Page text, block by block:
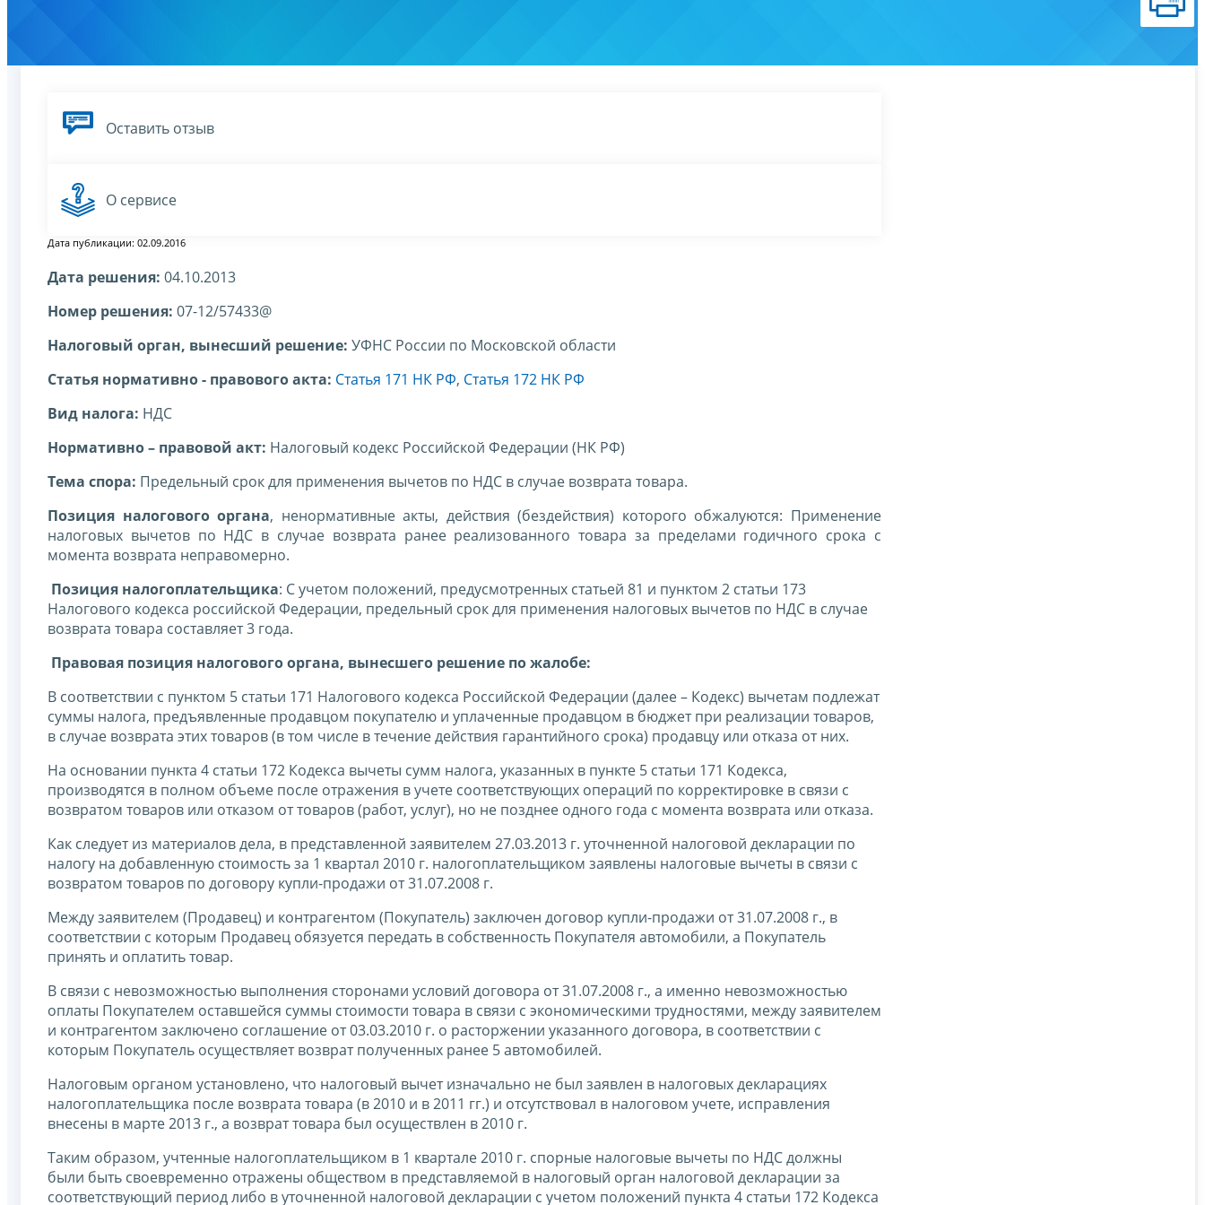
Оставить отзыв
О сервисе
Дата публикации: 02.09.2016
Дата решения: 04.10.2013
Номер решения: 07-12/57433@
Налоговый орган, вынесший решение: УФНС России по Московской области
Статья нормативно - правового акта: Статья 171 НК РФ, Статья 172 НК РФ
Вид налога: НДС
Нормативно – правовой акт: Налоговый кодекс Российской Федерации (НК РФ)
Тема спора: Предельный срок для применения вычетов по НДС в случае возврата товара.
Позиция налогового органа, ненормативные акты, действия (бездействия) которого обжалуются: Применение
налоговых вычетов по НДС в случае возврата ранее реализованного товара за пределами годичного срока с
момента возврата неправомерно.
Позиция налогоплательщика: С учетом положений, предусмотренных статьей 81 и пунктом 2 статьи 173
Налогового кодекса российской Федерации, предельный срок для применения налоговых вычетов по НДС в случае
возврата товара составляет 3 года.
Правовая позиция налогового органа, вынесшего решение по жалобе:
В соответствии с пунктом 5 статьи 171 Налогового кодекса Российской Федерации (далее – Кодекс) вычетам подлежат
суммы налога, предъявленные продавцом покупателю и уплаченные продавцом в бюджет при реализации товаров,
в случае возврата этих товаров (в том числе в течение действия гарантийного срока) продавцу или отказа от них.
На основании пункта 4 статьи 172 Кодекса вычеты сумм налога, указанных в пункте 5 статьи 171 Кодекса,
производятся в полном объеме после отражения в учете соответствующих операций по корректировке в связи с
возвратом товаров или отказом от товаров (работ, услуг), но не позднее одного года с момента возврата или отказа.
Как следует из материалов дела, в представленной заявителем 27.03.2013 г. уточненной налоговой декларации по
налогу на добавленную стоимость за 1 квартал 2010 г. налогоплательщиком заявлены налоговые вычеты в связи с
возвратом товаров по договору купли-продажи от 31.07.2008 г.
Между заявителем (Продавец) и контрагентом (Покупатель) заключен договор купли-продажи от 31.07.2008 г., в
соответствии с которым Продавец обязуется передать в собственность Покупателя автомобили, а Покупатель
принять и оплатить товар.
В связи с невозможностью выполнения сторонами условий договора от 31.07.2008 г., а именно невозможностью
оплаты Покупателем оставшейся суммы стоимости товара в связи с экономическими трудностями, между заявителем
и контрагентом заключено соглашение от 03.03.2010 г. о расторжении указанного договора, в соответствии с
которым Покупатель осуществляет возврат полученных ранее 5 автомобилей.
Налоговым органом установлено, что налоговый вычет изначально не был заявлен в налоговых декларациях
налогоплательщика после возврата товара (в 2010 и в 2011 гг.) и отсутствовал в налоговом учете, исправления
внесены в марте 2013 г., а возврат товара был осуществлен в 2010 г.
Таким образом, учтенные налогоплательщиком в 1 квартале 2010 г. спорные налоговые вычеты по НДС должны
были быть своевременно отражены обществом в представляемой в налоговый орган налоговой декларации за
соответствующий период либо в уточненной налоговой декларации с учетом положений пункта 4 статьи 172 Кодекса